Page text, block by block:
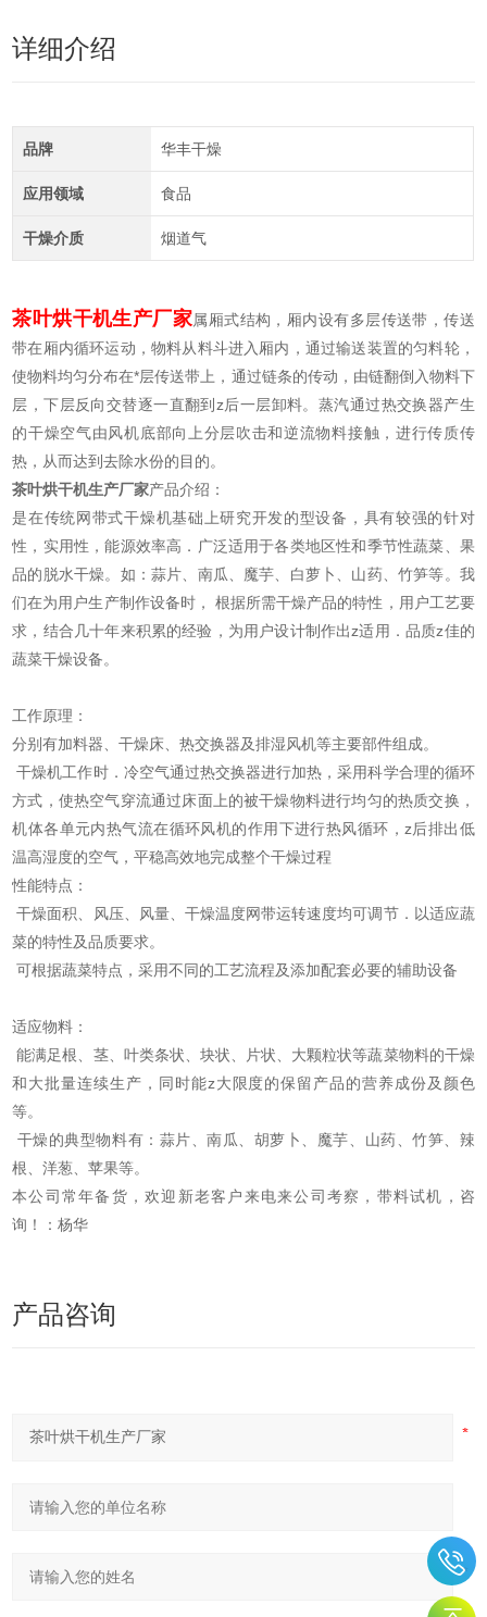
详细介绍
品牌 华丰干燥
应用领域 食品
干燥介质 烟道气
茶叶烘干机生产厂家属厢式结构，厢内设有多层传送带，传送
带在厢内循环运动，物料从料斗进入厢内，通过输送装置的匀料轮，
使物料均匀分布在*层传送带上，通过链条的传动，由链翻倒入物料下
层，下层反向交替逐一直翻到z后一层卸料。蒸汽通过热交换器产生
的干燥空气由风机底部向上分层吹击和逆流物料接触，进行传质传
热，从而达到去除水份的目的。
茶叶烘干机生产厂家产品介绍：
是在传统网带式干燥机基础上研究开发的型设备，具有较强的针对
性，实用性，能源效率高．广泛适用于各类地区性和季节性蔬菜、果
品的脱水干燥。如：蒜片、南瓜、魔芋、白萝卜、山药、竹笋等。我
们在为用户生产制作设备时， 根据所需干燥产品的特性，用户工艺要
求，结合几十年来积累的经验，为用户设计制作出z适用．品质z佳的
蔬菜干燥设备。
工作原理：
分别有加料器、干燥床、热交换器及排湿风机等主要部件组成。
干燥机工作时．冷空气通过热交换器进行加热，采用科学合理的循环
方式，使热空气穿流通过床面上的被干燥物料进行均匀的热质交换，
机体各单元内热气流在循环风机的作用下进行热风循环，z后排出低
温高湿度的空气，平稳高效地完成整个干燥过程
性能特点：
干燥面积、风压、风量、干燥温度网带运转速度均可调节．以适应蔬
菜的特性及品质要求。
可根据蔬菜特点，采用不同的工艺流程及添加配套必要的辅助设备
适应物料：
能满足根、茎、叶类条状、块状、片状、大颗粒状等蔬菜物料的干燥
和大批量连续生产，同时能z大限度的保留产品的营养成份及颜色
等。
干燥的典型物料有：蒜片、南瓜、胡萝卜、魔芋、山药、竹笋、辣
根、洋葱、苹果等。
本公司常年备货，欢迎新老客户来电来公司考察，带料试机，咨
询！：杨华
产品咨询